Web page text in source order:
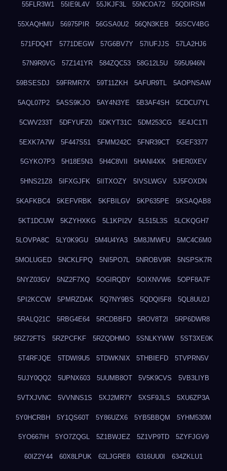
55FLR3W1 55IE9L4V 55JKJF3L 55NCOA72 55QDIRSM
55XAQHMU 56975PIR 56GSA0U2 56QN3KEB 56SCV4BG
571FDQ4T 5771DEGW 57G6BV7Y 57IUFJJS 57LA2HJ6
57N9R0VG 57Z141YR 584ZQC53 58G12L5U 595U946N
59BSESDJ 59FRMR7X 59T11ZKH 5AFUR9TL 5AOPNSAW
5AQL07P2 5ASS9KJO 5AY4N3YE 5B3AF4SH 5CDCU7YL
5CWV233T 5DFYUFZ0 5DKYT31C 5DM253CG 5E4JC1TI
5EXK7A7W 5F447S51 5FMM242C 5FNR39CT 5GEF3377
5GYKO7P3 5H18E5N3 5H4C8VII 5HANI4XK 5HER0XEV
5HNS21Z8 5IFXGJFK 5IITXOZY 5IVSLWGV 5J5FOXDN
5KAFKBC4 5KEFVRBK 5KFBILGV 5KP635PE 5KSAQAB8
5KT1DCUW 5KZYHXKG 5L1KPI2V 5L515L3S 5LCKQGH7
5LOVPA8C 5LY0K9GU 5M4U4YA3 5M8JMWFU 5MC4C6M0
5MOLUGED 5NCKLFPQ 5NI5PO7L 5NROBV9R 5NSPSK7R
5NYZ03GV 5NZ2F7XQ 5OGIRQDY 5OIXNVW6 5OPF8A7F
5PI2KCCW 5PMRZDAK 5Q7NY9BS 5QDQI5F8 5QL8UU2J
5RALQ21C 5RBG4E64 5RCDBBFD 5ROV8T2I 5RP6DWR8
5RZ72FTS 5RZPCFKF 5RZQDHMO 5SNLKYWW 5ST3XE0K
5T4RFJQE 5TDWI9U5 5TDWKNIX 5THBIEFD 5TVPRN5V
5UJY0QQ2 5UPNX603 5UUMB8OT 5V5K9CVS 5VB3LIYB
5VTXJVNC 5VVNNS1S 5XJ2MR7Y 5XSF9JLS 5XU6ZP3A
5Y0HCRBH 5Y1QS60T 5Y86UZX6 5YB5BBQM 5YHM530M
5YO667IH 5YO7ZQGL 5Z1BWJEZ 5Z1VP9TD 5ZYFJGV9
60IZ2Y44 60X8LPUK 62LJGRE8 6316UU0I 634ZKLU1